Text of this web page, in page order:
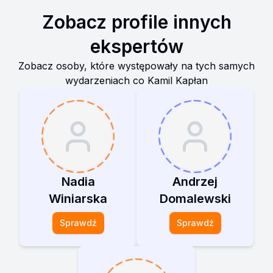
Zobacz profile innych
ekspertów
Zobacz osoby, które występowały na tych samych
wydarzeniach co Kamil Kapłan
Nadia
Winiarska
Sprawdź
Andrzej
Domalewski
Sprawdź